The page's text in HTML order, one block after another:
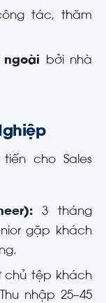
tác, thăm
bởi nhà
tiến cho Sales
3 tháng
gặp khách
chủ tệp khách
nhập 25–45